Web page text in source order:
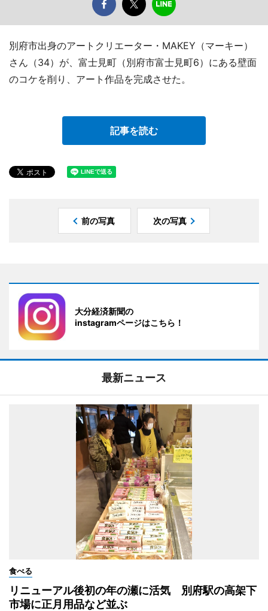
別府市出身のアートクリエーター・MAKEY（マーキー）
さん（34）が、富士見町（別府市富士見町6）にある壁面
のコケを削り、アート作品を完成させた。
記事を読む
前の写真 次の写真
大分経済新聞の
instagramページはこちら！
最新ニュース
食べる
リニューアル後初の年の瀬に活気 別府駅の高架下
市場に正月用品など並ぶ